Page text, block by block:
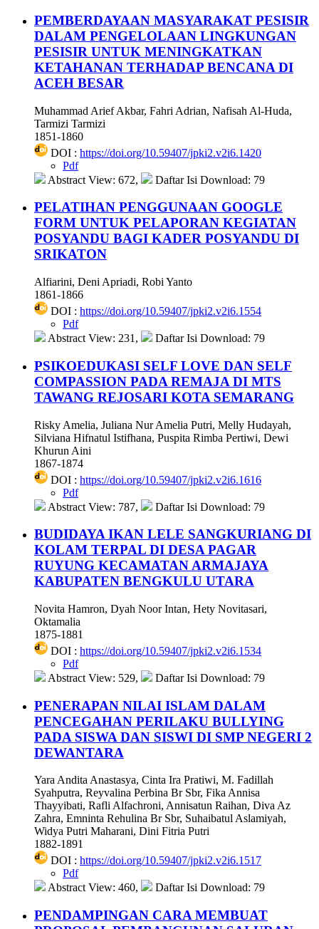
PEMBERDAYAAN MASYARAKAT PESISIR
DALAM PENGELOLAAN LINGKUNGAN
PESISIR UNTUK MENINGKATKAN
KETAHANAN TERHADAP BENCANA DI
ACEH BESAR
Muhammad Arief Akbar, Fahri Adrian, Nafisah Al-Huda,
Tarmizi Tarmizi
1851-1860
DOI : https://doi.org/10.59407/jpki2.v2i6.1420
Pdf
Abstract View: 672,
Daftar Isi Download: 79
PELATIHAN PENGGUNAAN GOOGLE
FORM UNTUK PELAPORAN KEGIATAN
POSYANDU BAGI KADER POSYANDU DI
SRIKATON
Alfiarini, Deni Apriadi, Robi Yanto
1861-1866
DOI : https://doi.org/10.59407/jpki2.v2i6.1554
Pdf
Abstract View: 231,
Daftar Isi Download: 79
PSIKOEDUKASI SELF LOVE DAN SELF
COMPASSION PADA REMAJA DI MTS
TAWANG REJOSARI KOTA SEMARANG
Risky Amelia, Juliana Nur Amelia Putri, Melly Hudayah,
Silviana Hifnatul Istifhana, Puspita Rimba Pertiwi, Dewi
Khurun Aini
1867-1874
DOI : https://doi.org/10.59407/jpki2.v2i6.1616
Pdf
Abstract View: 787,
Daftar Isi Download: 79
BUDIDAYA IKAN LELE SANGKURIANG DI
KOLAM TERPAL DI DESA PAGAR
RUYUNG KECAMATAN ARMAJAYA
KABUPATEN BENGKULU UTARA
Novita Hamron, Dyah Noor Intan, Hety Novitasari,
Oktamalia
1875-1881
DOI : https://doi.org/10.59407/jpki2.v2i6.1534
Pdf
Abstract View: 529,
Daftar Isi Download: 79
PENERAPAN NILAI ISLAM DALAM
PENCEGAHAN PERILAKU BULLYING
PADA SISWA DAN SISWI DI SMP NEGERI 2
DEWANTARA
Yara Andita Anastasya, Cinta Ira Pratiwi, M. Fadillah
Syahputra, Reyvalina Perbina Br Sbr, Fika Annisa
Thayyibati, Rafli Alfachroni, Annisatun Raihan, Diva Az
Zahra, Emninta Rehulina Br Sbr, Suhaibatul Aslamiyah,
Widya Putri Maharani, Dini Fitria Putri
1882-1891
DOI : https://doi.org/10.59407/jpki2.v2i6.1517
Pdf
Abstract View: 460,
Daftar Isi Download: 79
PENDAMPINGAN CARA MEMBUAT